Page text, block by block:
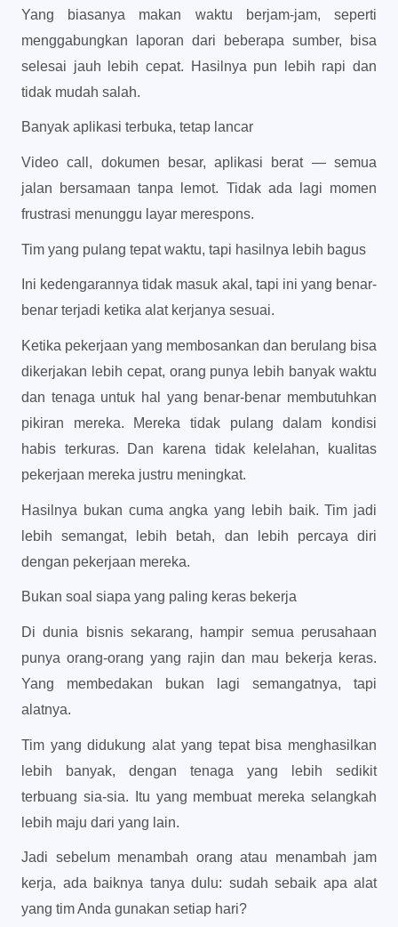
Yang biasanya makan waktu berjam-jam, seperti
menggabungkan laporan dari beberapa sumber, bisa
selesai jauh lebih cepat. Hasilnya pun lebih rapi dan
tidak mudah salah.
Banyak aplikasi terbuka, tetap lancar
Video call, dokumen besar, aplikasi berat — semua
jalan bersamaan tanpa lemot. Tidak ada lagi momen
frustrasi menunggu layar merespons.
Tim yang pulang tepat waktu, tapi hasilnya lebih bagus
Ini kedengarannya tidak masuk akal, tapi ini yang benar-
benar terjadi ketika alat kerjanya sesuai.
Ketika pekerjaan yang membosankan dan berulang bisa
dikerjakan lebih cepat, orang punya lebih banyak waktu
dan tenaga untuk hal yang benar-benar membutuhkan
pikiran mereka. Mereka tidak pulang dalam kondisi
habis terkuras. Dan karena tidak kelelahan, kualitas
pekerjaan mereka justru meningkat.
Hasilnya bukan cuma angka yang lebih baik. Tim jadi
lebih semangat, lebih betah, dan lebih percaya diri
dengan pekerjaan mereka.
Bukan soal siapa yang paling keras bekerja
Di dunia bisnis sekarang, hampir semua perusahaan
punya orang-orang yang rajin dan mau bekerja keras.
Yang membedakan bukan lagi semangatnya, tapi
alatnya.
Tim yang didukung alat yang tepat bisa menghasilkan
lebih banyak, dengan tenaga yang lebih sedikit
terbuang sia-sia. Itu yang membuat mereka selangkah
lebih maju dari yang lain.
Jadi sebelum menambah orang atau menambah jam
kerja, ada baiknya tanya dulu: sudah sebaik apa alat
yang tim Anda gunakan setiap hari?